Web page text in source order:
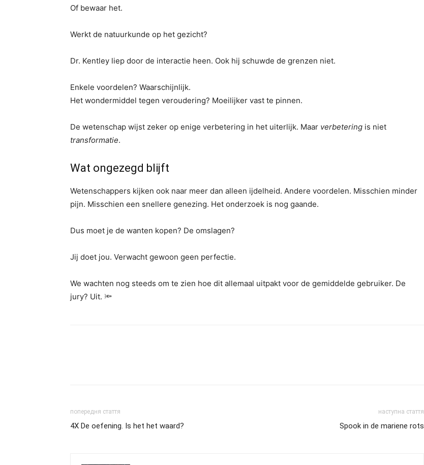
Of bewaar het.
Werkt de natuurkunde op het gezicht?
Dr. Kentley liep door de interactie heen. Ook hij schuwde de grenzen niet.
Enkele voordelen? Waarschijnlijk.
Het wondermiddel tegen veroudering? Moeilijker vast te pinnen.
De wetenschap wijst zeker op enige verbetering in het uiterlijk. Maar verbetering is niet
transformatie.
Wat ongezegd blijft
Wetenschappers kijken ook naar meer dan alleen ijdelheid. Andere voordelen. Misschien minder
pijn. Misschien een snellere genezing. Het onderzoek is nog gaande.
Dus moet je de wanten kopen? De omslagen?
Jij doet jou. Verwacht gewoon geen perfectie.
We wachten nog steeds om te zien hoe dit allemaal uitpakt voor de gemiddelde gebruiker. De
jury? Uit. 🔦
попередня стаття
4X De oefening. Is het het waard?
наступна стаття
Spook in de mariene rots